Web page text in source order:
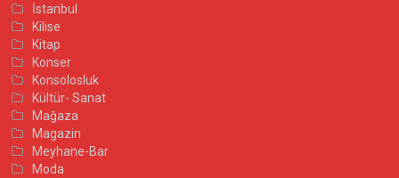
İstanbul
Kilise
Kitap
Konser
Konsolosluk
Kültür- Sanat
Mağaza
Magazin
Meyhane-Bar
Moda